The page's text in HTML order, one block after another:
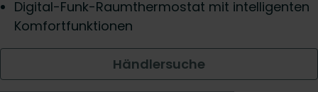
Digital-Funk-Raumthermostat mit intelligenten
Komfortfunktionen
Händlersuche